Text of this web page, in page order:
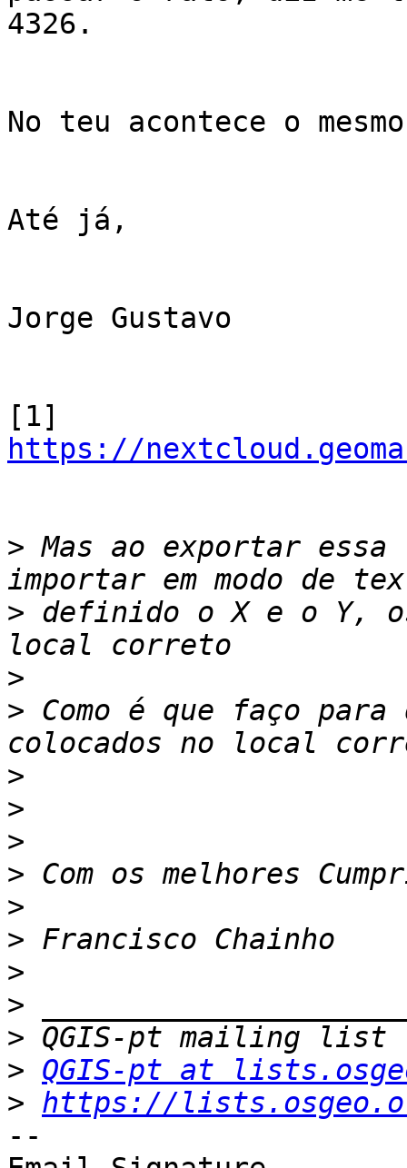
4326.
No teu acontece o
Até já,
Jorge Gustavo
https://
> Mas ao exportar
> definido o X e o Y,
>
> Como é que faço
>
>
>
>
>
>
>
>
>
> QGIS-pt at
> https://
--